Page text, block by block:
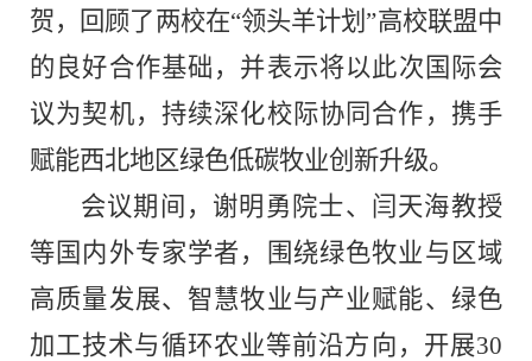
贺，回顾了两校在“领头羊计划”高校联盟中
的良好合作基础 ，并表示将以此次国际会
议为契机， 持续深化校际协同合作，携手
赋能西北地区绿色低碳牧业创新升级。
会议期间，谢明勇院士、闫天海教授
等国内外专家学者，围绕绿色牧业与区域
高质量发展、智慧牧业与产业赋能、绿色
加工技术与循环农业等前沿方向，开展30